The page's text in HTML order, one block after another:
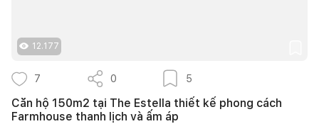
12.177
7 0 5
Căn hộ 150m2 tại The Estella thiết kế phong cách
Farmhouse thanh lịch và ấm áp